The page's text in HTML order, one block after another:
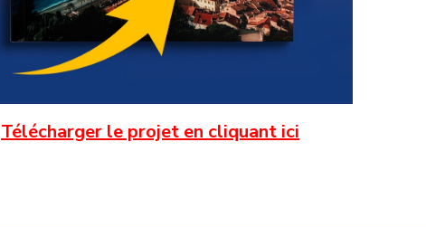
Télécharger le projet en cliquant ici